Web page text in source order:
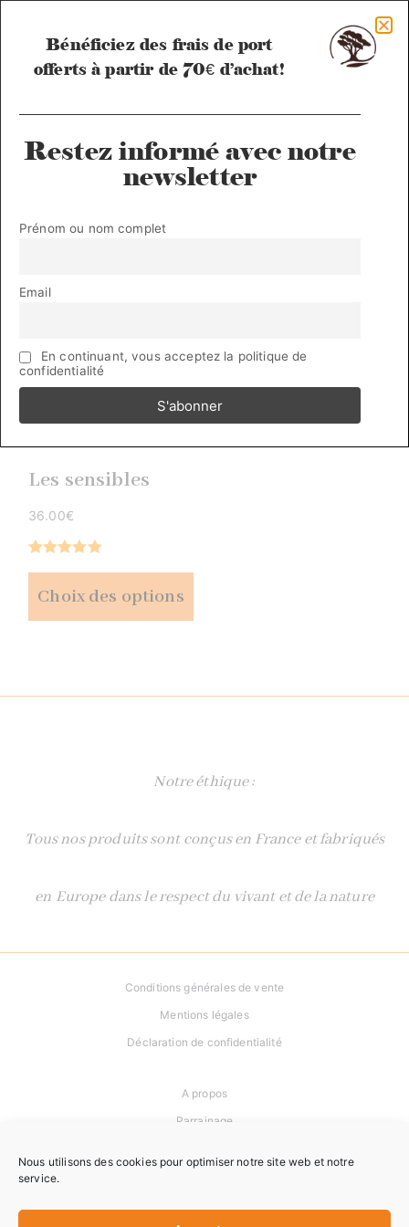
Nous utilisons des cookies pour optimiser notre site web et notre
service.
Voici le seul résultat
Les sensibles
sur 5
36.00€
Choix des options
Notre éthique :
Tous nos produits sont conçus en France et fabriqués
en Europe dans le respect du vivant et de la nature
Conditions générales de vente
Mentions légales
Déclaration de confidentialité
A propos
Parrainage
Bénéficiez des frais de port
offerts à partir de 70€ d’achat!
Restez informé avec notre
newsletter
Prénom ou nom complet
Email
En continuant, vous acceptez la politique de
confidentialité